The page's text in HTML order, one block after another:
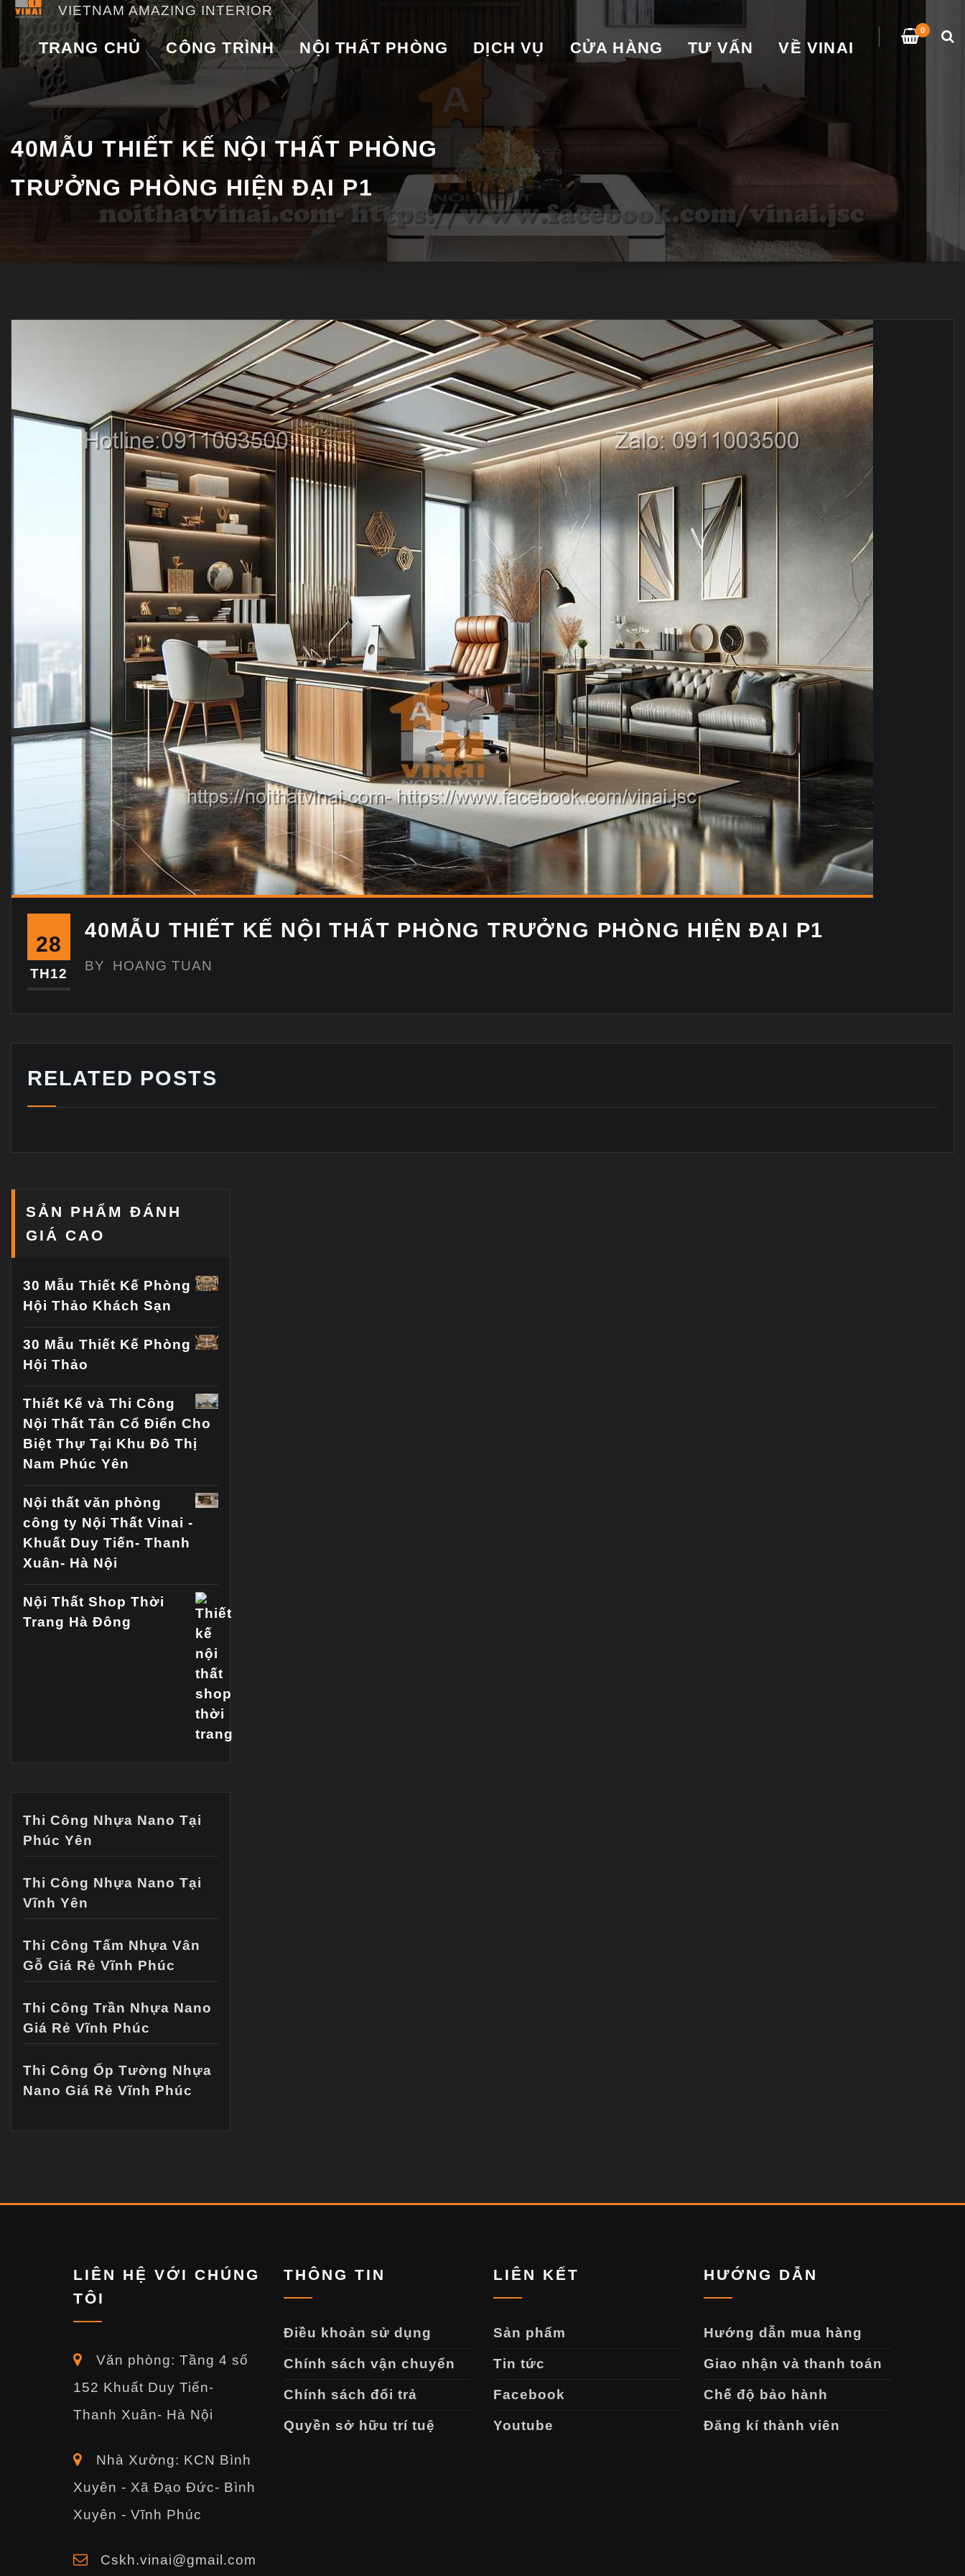
VIETNAM AMAZING INTERIOR
TRANG CHỦ CÔNG TRÌNH NỘI THẤT PHÒNG DỊCH VỤ CỬA HÀNG TƯ VẤN VỀ VINAI
0
40MẪU THIẾT KẾ NỘI THẤT PHÒNG
TRƯỞNG PHÒNG HIỆN ĐẠI P1
28
TH12
40MẪU THIẾT KẾ NỘI THẤT PHÒNG TRƯỞNG PHÒNG HIỆN ĐẠI P1
BY HOANG TUAN
RELATED POSTS
SẢN PHẨM ĐÁNH
GIÁ CAO
30 Mẫu Thiết Kế Phòng
Hội Thảo Khách Sạn
30 Mẫu Thiết Kế Phòng
Hội Thảo
Thiết Kế và Thi Công
Nội Thất Tân Cổ Điển Cho
Biệt Thự Tại Khu Đô Thị
Nam Phúc Yên
Nội thất văn phòng
công ty Nội Thất Vinai -
Khuất Duy Tiến- Thanh
Xuân- Hà Nội
Nội Thất Shop Thời
Trang Hà Đông
Thi Công Nhựa Nano Tại
Phúc Yên
Thi Công Nhựa Nano Tại
Vĩnh Yên
Thi Công Tấm Nhựa Vân
Gỗ Giá Rẻ Vĩnh Phúc
Thi Công Trần Nhựa Nano
Giá Rẻ Vĩnh Phúc
Thi Công Ốp Tường Nhựa
Nano Giá Rẻ Vĩnh Phúc
LIÊN HỆ VỚI CHÚNG
TÔI
Văn phòng: Tầng 4 số
152 Khuất Duy Tiến-
Thanh Xuân- Hà Nội
Nhà Xưởng: KCN Bình
Xuyên - Xã Đạo Đức- Bình
Xuyên - Vĩnh Phúc
Cskh.vinai@gmail.com
THÔNG TIN
Điều khoản sử dụng
Chính sách vận chuyển
Chính sách đổi trả
Quyền sở hữu trí tuệ
LIÊN KẾT
Sản phẩm
Tin tức
Facebook
Youtube
HƯỚNG DẪN
Hướng dẫn mua hàng
Giao nhận và thanh toán
Chế độ bảo hành
Đăng kí thành viên